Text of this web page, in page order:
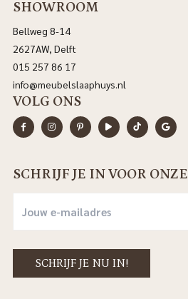
SHOWROOM
Bellweg 8-14
2627AW, Delft
015 257 86 17
info@meubelslaaphuys.nl
VOLG ONS
SCHRIJF JE IN VOOR ONZE